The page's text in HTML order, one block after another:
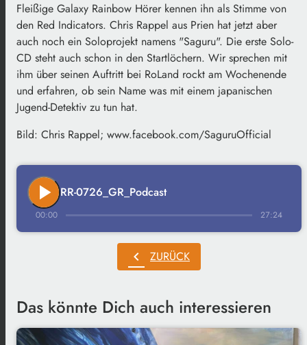
Fleißige Galaxy Rainbow Hörer kennen ihn als Stimme von
den Red Indicators. Chris Rappel aus Prien hat jetzt aber
auch noch ein Soloprojekt namens "Saguru". Die erste Solo-
CD steht auch schon in den Startlöchern. Wir sprechen mit
ihm über seinen Auftritt bei RoLand rockt am Wochenende
und erfahren, ob sein Name was mit einem japanischen
Jugend-Detektiv zu tun hat.
Bild: Chris Rappel; www.facebook.com/SaguruOfficial
play_arrow RR-0726_GR_Podcast
00:00 27:24
chevron_left ZURÜCK
Das könnte Dich auch interessieren